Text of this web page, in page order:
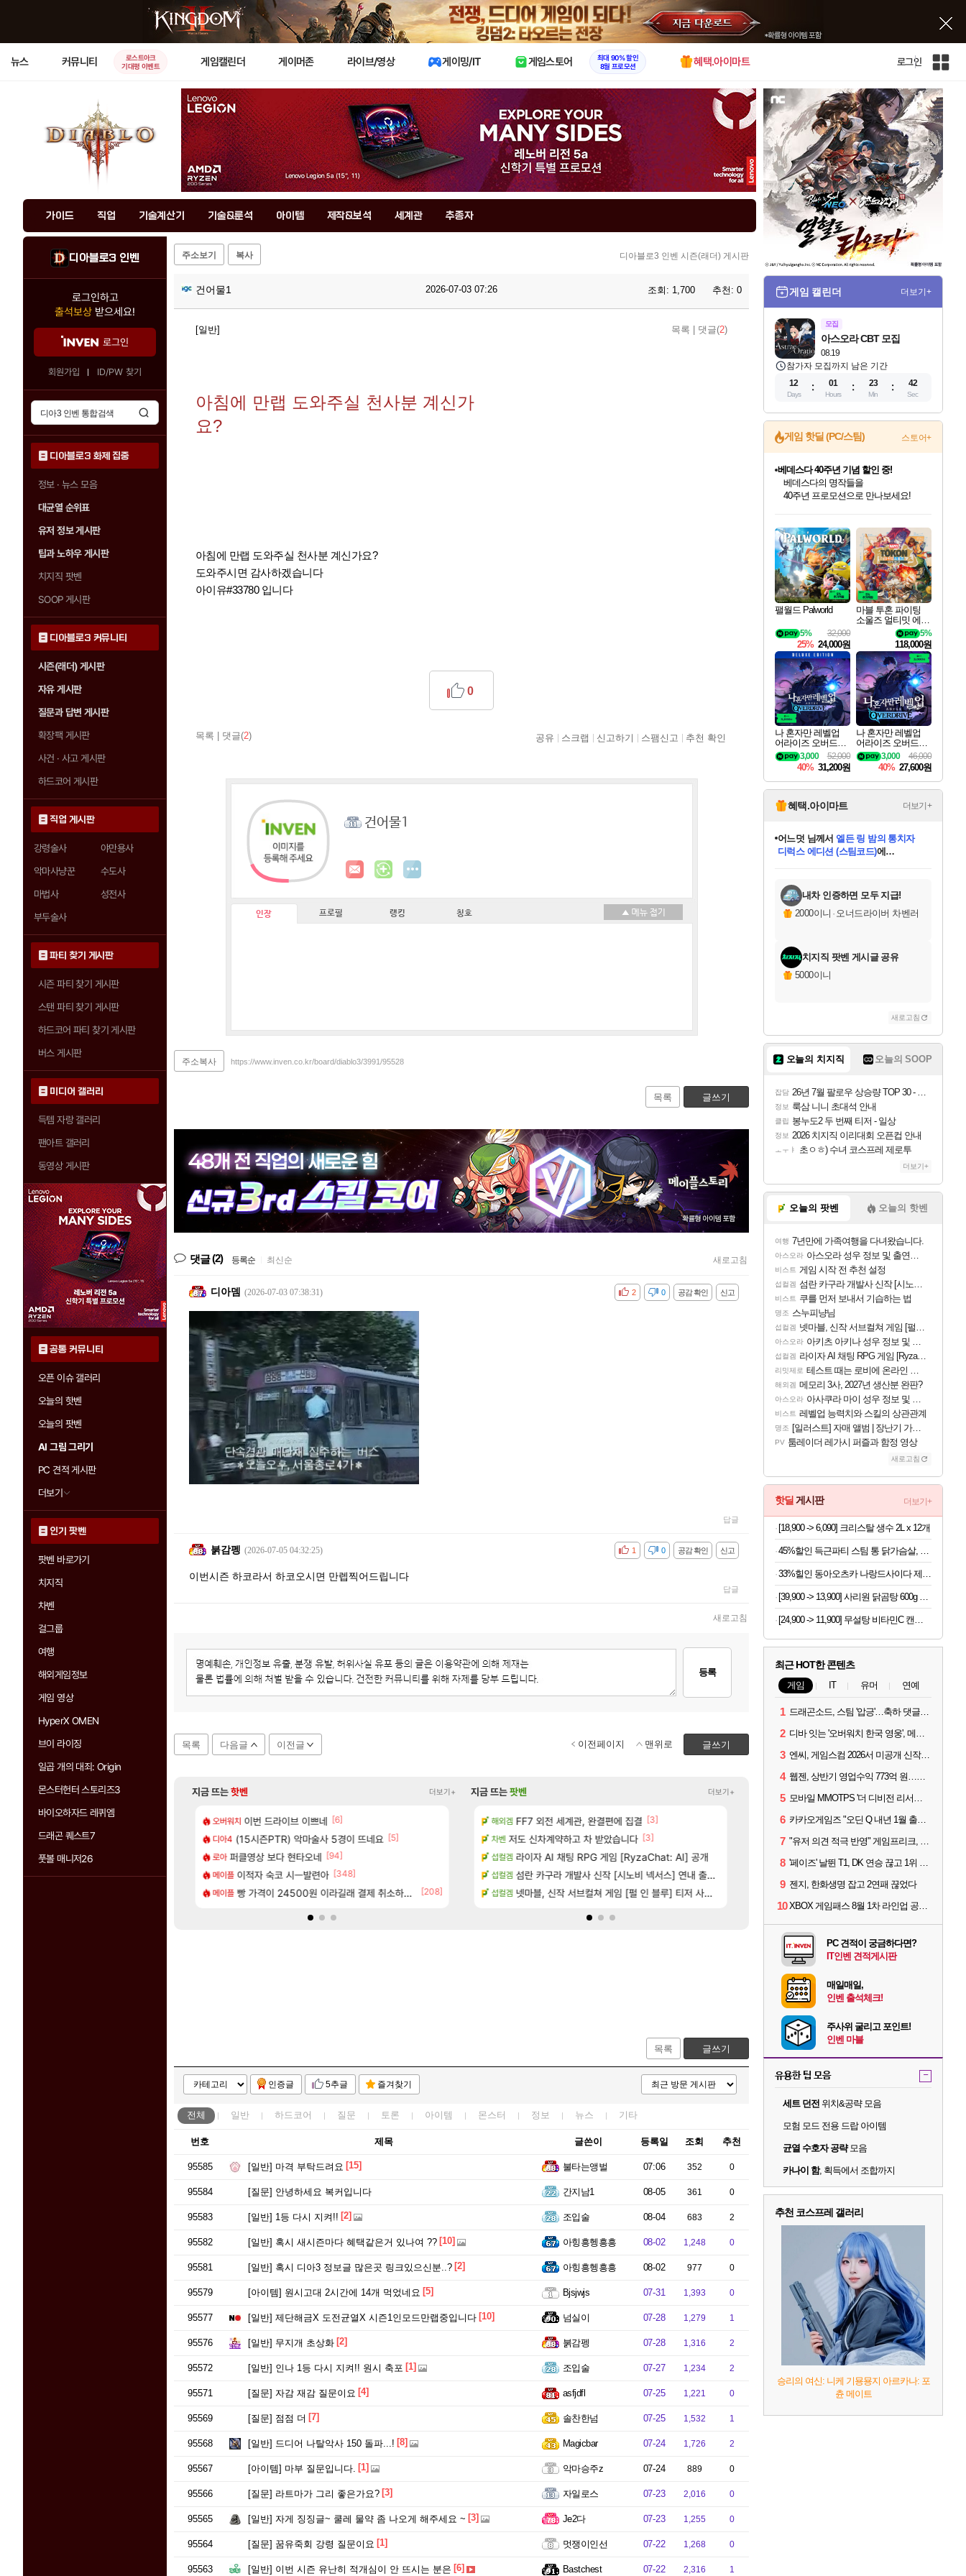
X
뉴스 커뮤니티
로스트아크
기대평 이벤트
게임캘린더 게이머존 라이브/영상 게이밍/IT 게임스토어
최대 90% 할인
8월 프로모션
혜택.아이마트 로그인
인
전
체
사
이
트
가이드 직업 기술계산기 기술&룬석 아이템 제작&보석 세계관 추종자
디아블로3 인벤
로그인하고
출석보상 받으세요!
로그인
회원가입 ID/PW 찾기
디아블로3 화제 집중
정보 · 뉴스 모음
대균열 순위표
유저 정보 게시판
팁과 노하우 게시판
치지직 팟벤
SOOP 게시판
디아블로3 커뮤니티
시즌(래더) 게시판
자유 게시판
질문과 답변 게시판
확장팩 게시판
사건 · 사고 게시판
하드코어 게시판
직업 게시판
강령술사
야만용사
악마사냥꾼
수도사
마법사
성전사
부두술사
파티 찾기 게시판
시즌 파티 찾기 게시판
스탠 파티 찾기 게시판
하드코어 파티 찾기 게시판
버스 게시판
미디어 갤러리
득템 자랑 갤러리
팬아트 갤러리
동영상 게시판
공통 커뮤니티
오픈 이슈 갤러리
오늘의 핫벤
오늘의 팟벤
AI 그림 그리기
PC 견적 게시판
더보기
인기 팟벤
팟벤 바로가기
치지직
차벤
걸그룹
여행
해외게임정보
게임 영상
HyperX OMEN
브이 라이징
일곱 개의 대죄: Origin
몬스터헌터 스토리즈3
바이오하자드 레퀴엠
드래곤 퀘스트7
풋볼 매니저26
주소보기 복사 디아블로3 인벤 시즌(래더) 게시판
건어물1 2026-07-03 07:26 조회: 1,700 추천: 0
[일반] 목록 댓글(2)
아침에 만랩 도와주실 천사분 계신가
요?
아침에 만랩 도와주실 천사분 계신가요?
도와주시면 감사하겠습니다
아이유#33780 입니다
목록 댓글(2)
0
공유 스크랩 신고하기 스팸신고 추천 확인
건어물1
인장 프로필 랭킹 칭호
주소복사 https://www.inven.co.kr/board/diablo3/3991/95528
목록 글쓰기
댓글(2) 등록순 최신순 새로고침
디아뎀 (2026-07-03 07:38:31) 신고
공감 확인
비공감 0
2
답글
붉감펭 (2026-07-05 04:32:25) 신고
공감 확인
비공감 0
1
이번시즌 하코라서 하코오시면 만렙찍어드립니다
답글
새로고침
등록
목록 다음글 이전글 글쓰기
이전페이지 맨위로
지금 뜨는핫벤 더보기+
의 주적은?? [137]
투력컷 [35]
이트메어 TOP 10 직업별 분포
저격했습니다! [98]
오버워치 이번 드라이브 이쁘네 [6]
디아4 (15시즌PTR) 악마술사 5경이 뜨네요 [5]
로아 퍼클영상 보다 현타오네 [94]
메이플 이적자 숙코 시ㅡ발련아 [348]
메이플 빵 가격이 24500원 이라길래 결제 취소하고 나왔다 [208]
디아4 Ssf 정의를 내려 버린 디시인 [6]
LoL 야동 투척하고 간다 [14]
메이플 게이머라면 필수로 알아야 할 것 [117]
로아 100:8 보다 효율이 좋은 상향된 아제나 ㄷㄷ
[102]
메이플 빵값 문의 후기 [83]
우리 나라의 주적은?? [137]
벨가 하드 찐 투력컷 [35]
벨가르딘 나이트메어 TOP 10 직업별 분포
벨가르딘 맛본 시점 민심 췤 [79]
지금 뜨는팟벤 더보기+
길찾기/지도 공략 (1 ~ 12장)
만화 | 야간 보초는 너무 힘들어
2판 ‘몬헌 와일즈’, 30~40fps 목표 추정
트 때는 로비에 온라인 기능이 있는데
여행 7년만에 가족여행을 다녀왔습니다.
아스오라 「에린」 컨셉 포스터 공개
비스트 쿠를 먼저 보내서 기습하는 법
비스트 비스트 오브 리인카네이션 정보/공략글 모음
리싱크드 리싱크드 1.06 패치노트 (8/5)
해외겜 FF7 외전 세계관, 완결편에 집결 [3]
차벤 저도 신차계약하고 차 받았습니다 [3]
섭컬겜 라이자 AI 채팅 RPG 게임 [RyzaChat: AI] 공개
섭컬겜 섬란 카구라 개발사 신작 [시노비 넥서스] 연내 출시 예정
섭컬겜 넷마블, 신작 서브컬쳐 게임 [펄 인 블루] 티저 사이트 오픈
비스트 챕터별 길찾기/지도 공략 (1 ~ 12장)
아주프로 4컷 만화 | 야간 보초는 너무 힘들어
스위치2판 ‘몬헌 와일즈’, 30~40fps 목표 추
비스트 오브 리인카네이션 오픈 트레일러
목록 글쓰기
인증글 5추글 즐겨찾기
전체 일반 하드코어 질문 토론 아이템 몬스터 정보 뉴스 기타
번호 제목 글쓴이 등록일 조회 추천
95585 [일반] 마격 부탁드려요 [15] 불타는앵벌 07:06 352 0
95584 [질문] 안녕하세요 복커입니다 간지남1 08-05 361 0
95583 [일반] 1등 다시 지켜!! [2] 조입술 08-04 683 2
95582 [일반] 혹시 새시즌마다 혜택같은거 있나여 ?? [10] 아힝흥헹흥흥 08-02 1,248 0
95581 [일반] 혹시 디아3 정보글 많은곳 링크있으신분..? [2] 아힝흥헹흥흥 08-02 977 0
95579 [아이템] 원시고대 2시간에 14개 먹었네요 [5] Bjsjwjs 07-31 1,393 0
95577 [일반] 제단해금X 도전균열X 시즌1인모드만랩중입니다 [10] 넘실이 07-28 1,279 1
95576 [일반] 무지개 초상화 [2] 붉감펭 07-28 1,316 2
95572 [일반] 인나 1등 다시 지켜!! 원시 축포 [1] 조입술 07-27 1,234 2
95571 [질문] 자감 재감 질문이요 [4] asfjdfl 07-25 1,221 0
95569 [질문] 점점 더 [7] 솔찬한넘 07-25 1,532 1
95568 [일반] 드디어 나탈악사 150 돌파...! [8] Magicbar 07-24 1,726 2
95567 [아이템] 마부 질문입니다. [1] 악마승주z 07-24 889 0
95566 [질문] 라트마가 그리 좋은가요? [3] 자일로스 07-23 2,016 0
95565 [일반] 자게 징징글~ 쿨레 물약 좀 나오게 해주세요 ~ [3] Je2다 07-23 1,255 0
95564 [질문] 꿈유죽회 강령 질문이요 [1] 멋쟁이인선 07-22 1,268 0
95563 [일반] 이번 시즌 유난히 적개심이 안 뜨시는 분은 [6] Bastchest 07-22 2,316 1
게임 캘린더 더보기+
모집
08.19
아스오라 CBT 모집
참가자 모집까지 남은 기간
12
Days
01
Hours
23
Min
41
Sec
게임 핫딜 (PC/스팀) 스토어+
최대 90% 할인가를 만나보세요!
네이버혜택과 함께 만나보세요!
50%할인&추가 적립까지!
이니&베니 혜택까지!
네이버 혜택가와 함께 예약하세요!
할인&네이버혜택으로 만나보세요!
네이버페이 혜택과 만나보세요!
베데스다 40주년 기념 할인 중!
베데스다의 명작들을
40주년 프로모션으로 만나보세요!
네이버 포인트 혜택까지!
할인가에 만나보세요!
일부 에디션 상시 할인!
혜택으로 예약 판매 중
편안하게 충전하세요
팰월드 Palworld
32,000
5%
25% 24,000원
마블 투혼 파이팅
소울즈 얼티밋 에디
션 예약구매 MARV
EL Tokon Fighting S
ouls Ultimate Edition
Pre-Purchase
5%
118,000원
나 혼자만 레벨업
어라이즈 오버드라
이브 디럭스 에디션
Solo Leveling Arise
Overdrive Deluxe Edi
tion
52,000
3,000
40% 31,200원
나 혼자만 레벨업
어라이즈 오버드라
이브 Solo Leveling A
rise
46,000
3,000
40% 27,600원
혜택.아이마트 더보기+
당첨되셨습니다.
당첨되셨습니다.
어느덧 님께서엘든 링 밤의 통치자
디럭스 에디션 (스팀코드)에
당첨되셨습니다.
에디션 (스팀코드)를 교환.
당첨되셨습니다.
당첨되셨습니다.
당첨되셨습니다.
당첨되셨습니다.
내차 인증하면 모두 지급!
2000이니 · 오너드라이버 차벤러
치지직 팟벤 게시글 공유
5000이니
새로고침
오늘의 치지직 오늘의 SOOP
잡담 26년 7월 팔로우 상승량 TOP 30 - 월간 치지직
정보 룩삼 니니 초대석 안내
클립 봉누도2 두 번째 티저 - 일상
정보 2026 치지직 이리대회 오픈컵 안내
ㅗㅜㅑ 초ㅇㅎ) 수녀 코스프레 제로투
더보기+
오늘의 팟벤 오늘의 핫벤
여행 7년만에 가족여행을 다녀왔습니다.
아스오라 아스오라 성우 정보 및 출연작 모음
비스트 게임 시작 전 추천 설정
섭컬겜 섬란 카구라 개발사 신작 [시노비 넥서스] 연내 출시 예정
비스트 쿠를 먼저 보내서 기습하는 법
명조 스누피냥님
섭컬겜 넷마블, 신작 서브컬쳐 게임 [펄 인 블루] 티저 사이트 오픈
아스오라 아키츠 아키나 성우 정보 및 주요 필모
섭컬겜 라이자 AI 채팅 RPG 게임 [RyzaChat: AI] 공개
리밋제로 테스트 때는 로비에 온라인 기능이 있는데
해외겜 메모리 3사, 2027년 생산분 완판?
아스오라 아사쿠라 마이 성우 정보 및 주요 필모
비스트 레벨업 능력치와 스킬의 상관관계
명조 [일러스트] 자매 앨범 | 장난기 가득한 오후의 공원 (리메이크판)
PV 툼레이더 레가시 퍼즐과 함정 영상
새로고침
핫딜 게시판 더보기+
[18,900 -> 6,090] 크리스탈 생수 2L x 12개
[24,900 -> 11,900] 무설탕 비타민C 캔디 12가지맛 1kg
최근 HOT한 콘텐츠
게임 IT 유머 연예
1 드래곤소드, 스팀 '압긍'…축하 댓글 달고 게임 코드 받자!
2 디바 잇는 '오버워치 한국 영웅', 메카 파일럿 디몬 나온다
3 엔씨, 게임스컴 2026서 미공개 신작 최초 공개
4 웹젠, 상반기 영업수익 773억 원…순이익 89% 증가
5 모바일 MMOTPS '더 디비전 리서전스', 6일 스팀에도 출시
6 카카오게임즈 "오딘 Q 내년 1월 출시, 연기는 없다"
7 "유저 의견 적극 반영" 게임프리크, 비스트 오브 리인카네이션 개선 나선다
8 '페이즈' 날뛴 T1, DK 연승 끊고 1위 지켜
9 젠지, 한화생명 잡고 2연패 끊었다
10 XBOX 게임패스 8월 1차 라인업 공개... '비스트 오브 리인카네이션' 즉시 합류
PC 견적이 궁금하다면?
IT인벤 견적게시판
매일매일,
인벤 출석체크!
주사위 굴리고 포인트!
인벤 마블
유용한 팁 모음 -
세트 던전 위치&공략 모음
모험 모드 전용 드랍 아이템
균열 수호자 공략모음
카나이 함, 획득에서 조합까지
추천 코스프레 갤러리
승리의 여신: 니케 기묭묭지 아르카나: 포
츈 메이트